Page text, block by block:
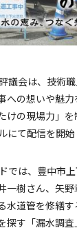
議会は、技術
への想いや魅
けの現場力」
にて配信を開始
では、豊中市
一樹さん、矢
水道管を修繕
探す「漏水調